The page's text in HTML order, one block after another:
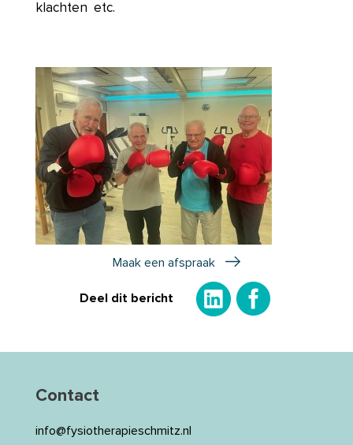
klachten etc.
Maak een afspraak
Deel dit bericht
Contact
info@fysiotherapieschmitz.nl